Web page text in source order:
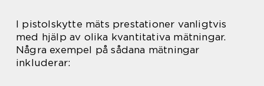
I pistolskytte mäts prestationer vanligtvis
med hjälp av olika kvantitativa mätningar.
Några exempel på sådana mätningar
inkluderar: